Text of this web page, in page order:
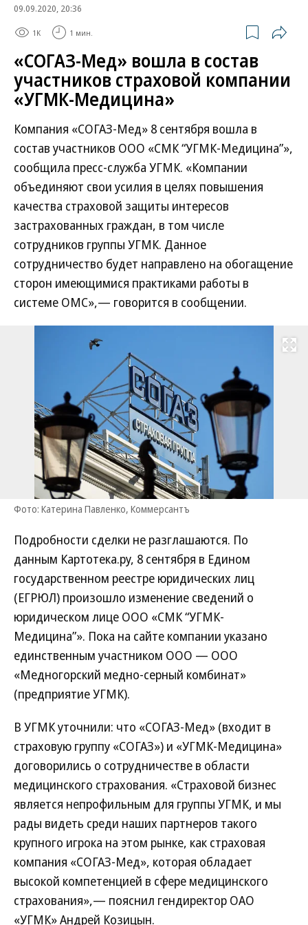
09.09.2020, 20:36
1K 1 мин.
«СОГАЗ-Мед» вошла в состав
участников страховой компании
«УГМК-Медицина»
Компания «СОГАЗ-Мед» 8 сентября вошла в
состав участников ООО «СМК “УГМК-Медицина”»,
сообщила пресс-служба УГМК. «Компании
объединяют свои усилия в целях повышения
качества страховой защиты интересов
застрахованных граждан, в том числе
сотрудников группы УГМК. Данное
сотрудничество будет направлено на обогащение
сторон имеющимися практиками работы в
системе ОМС»,— говорится в сообщении.
Развернуть
Фото: Катерина Павленко, Коммерсантъ
Подробности сделки не разглашаются. По
данным Картотека.ру, 8 сентября в Едином
государственном реестре юридических лиц
(ЕГРЮЛ) произошло изменение сведений о
юридическом лице ООО «СМК “УГМК-
Медицина”». Пока на сайте компании указано
единственным участником ООО — ООО
«Медногорский медно-серный комбинат»
(предприятие УГМК).
В УГМК уточнили: что «СОГАЗ-Мед» (входит в
страховую группу «СОГАЗ») и «УГМК-Медицина»
договорились о сотрудничестве в области
медицинского страхования. «Страховой бизнес
является непрофильным для группы УГМК, и мы
рады видеть среди наших партнеров такого
крупного игрока на этом рынке, как страховая
компания «СОГАЗ-Мед», которая обладает
высокой компетенцией в сфере медицинского
страхования»,— пояснил гендиректор ОАО
«УГМК» Андрей Козицын.